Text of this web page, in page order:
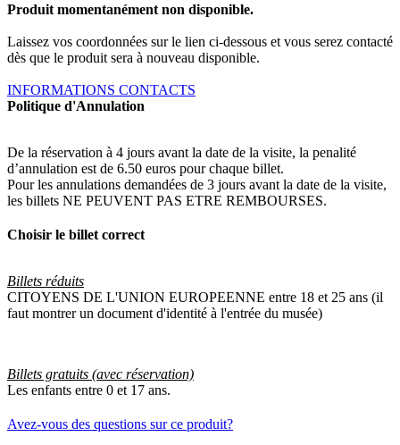
Produit momentanément non disponible.
Laissez vos coordonnées sur le lien ci-dessous et vous serez contacté
dès que le produit sera à nouveau disponible.
INFORMATIONS CONTACTS
Politique d'Annulation
De la réservation à 4 jours avant la date de la visite, la penalité
d’annulation est de 6.50 euros pour chaque billet.
Pour les annulations demandées de 3 jours avant la date de la visite,
les billets NE PEUVENT PAS ETRE REMBOURSES.
Choisir le billet correct
Billets réduits
CITOYENS DE L'UNION EUROPEENNE entre 18 et 25 ans (il
faut montrer un document d'identité à l'entrée du musée)
Billets gratuits (avec réservation)
Les enfants entre 0 et 17 ans.
Avez-vous des questions sur ce produit?